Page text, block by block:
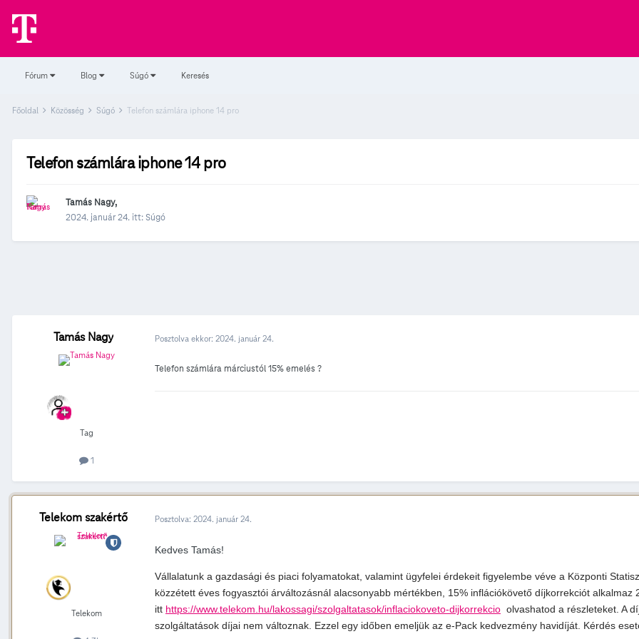
Fórum Blog Súgó Keresés
Főoldal Közösség Súgó Telefon számlára iphone 14 pro
Telefon számlára iphone 14 pro
Tamás Nagy,
2024. január 24. itt:Súgó
Tamás Nagy
Tag
1
Posztolva ekkor: 2024. január 24.
Telefon számlára márciustól 15% emelés ?
Telekom szakértő
Telekom
Posztolva: 2024. január 24.
Kedves Tamás!
Vállalatunk a gazdasági és piaci folyamatokat, valamint ügyfelei érdekeit figyelembe véve a Központi
közzétett éves fogyasztói árváltozásnál alacsonyabb mértékben, 15% inflációkövető díjkorrekciót alkalmaz
itt https://www.telekom.hu/lakossagi/szolgaltatasok/inflaciokoveto-dijkorrekcio olvashatod a részleteket. A
szolgáltatások díjai nem változnak. Ezzel egy időben emeljük az e-Pack kedvezmény havidíját. Kérdés